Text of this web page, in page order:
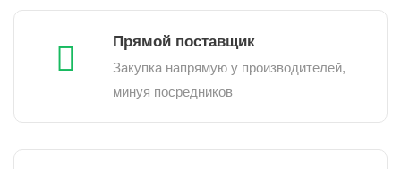
Прямой поставщик
Закупка напрямую у производителей,
минуя посредников